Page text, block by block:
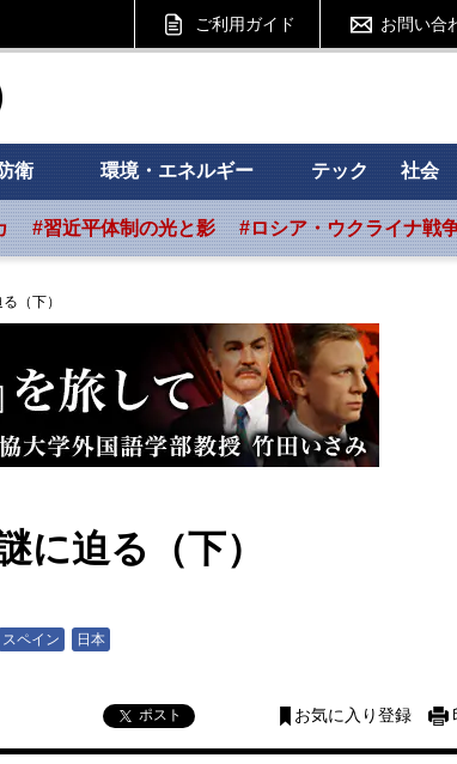
ご利用ガイド お問い合
ォーサイト
衛 環境・エネルギー テック 社会
#習近平体制の光と影 #ロシア・ウクライナ戦
（下）
に迫る（下）
スペイン 日本
ポスト お気に入り登録